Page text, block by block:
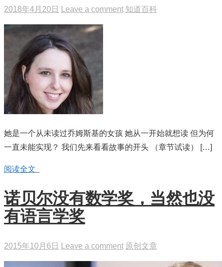
2018年4月20日 Leave a comment 知道百科
她是一个从未读过乔姆斯基的女孩 她从一开始就想读 但为何
一直未能实现？ 我们先来看看故事的开头 （章节试读） […]
阅读全文
诺贝尔没有数学奖，当然也没
有语言学奖
2015年10月6日 Leave a comment 原创文章